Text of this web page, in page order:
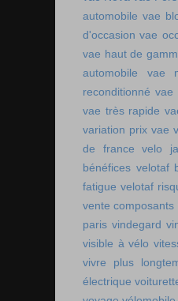
automobile vae
d'occasion vae
vae haut de
automobile
vae
reconditionné vae
vae très rapide
variation prix vae
de france
velo
bénéfices velotaf
fatigue velotaf
vente composants
paris vindegard
visible à vélo
vivre plus
électrique